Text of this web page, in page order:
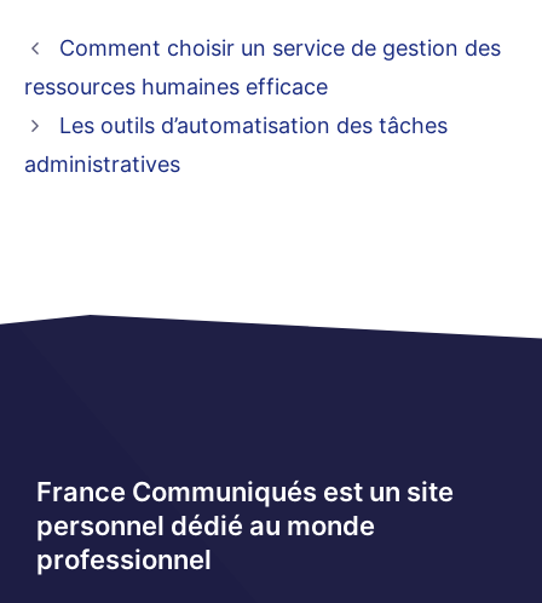
Comment choisir un service de gestion des
ressources humaines efficace
Les outils d’automatisation des tâches
administratives
France Communiqués est un site
personnel dédié au monde
professionnel